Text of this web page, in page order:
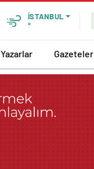
İSTANBUL
°
Yazarlar Gazeteler